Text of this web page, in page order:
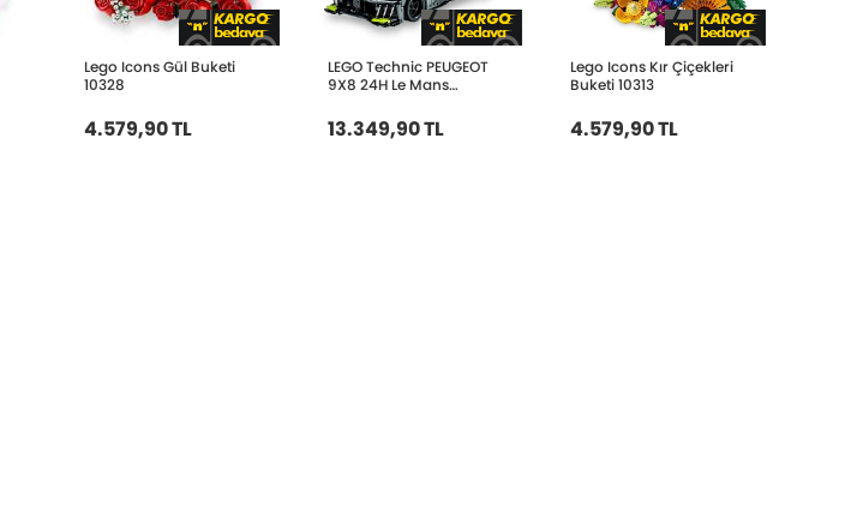
Lego Icons Gül Buketi
10328
4.579,90 TL
LEGO Technic PEUGEOT
9X8 24H Le Mans
Yapım Seti (1775 Parça)
13.349,90 TL
Lego Icons Kır Çiçekleri
Buketi 10313
4.579,90 TL